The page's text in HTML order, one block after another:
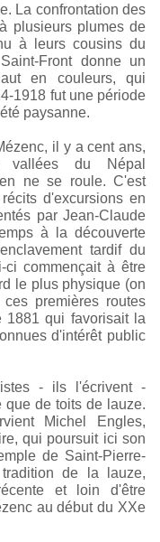
La confrontation des
plusieurs plumes de
à leurs cousins du
Front donne un
en couleurs, qui
1918 fut une période
paysanne.
il y a cent ans,
vallées du Népal
ne se roule. C'est
d'excursions en
par Jean-Claude
à la découverte
tardif du
ci commençait à être
le plus physique (on
premières routes
1881 qui favorisait la
d'intérêt public
- ils l'écrivent -
que de toits de lauze.
Michel Engles,
qui poursuit ici son
de Saint-Pierre-
de la lauze,
et loin d'être
au début du XXe